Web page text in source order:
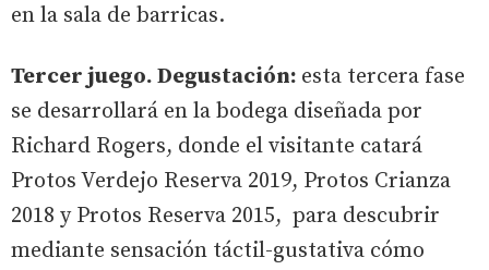
en la sala de barricas.
Tercer juego. Degustación: esta tercera fase
se desarrollará en la bodega diseñada por
Richard Rogers, donde el visitante catará
Protos Verdejo Reserva 2019, Protos Crianza
2018 y Protos Reserva 2015, para descubrir
mediante sensación táctil-gustativa cómo